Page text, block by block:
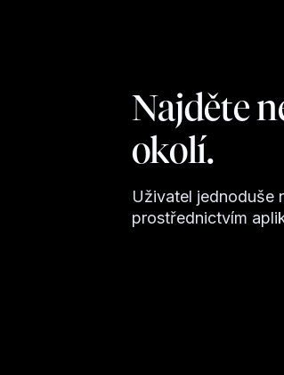
Najděte
okolí.
Uživatel jednoduše
prostřednictvím